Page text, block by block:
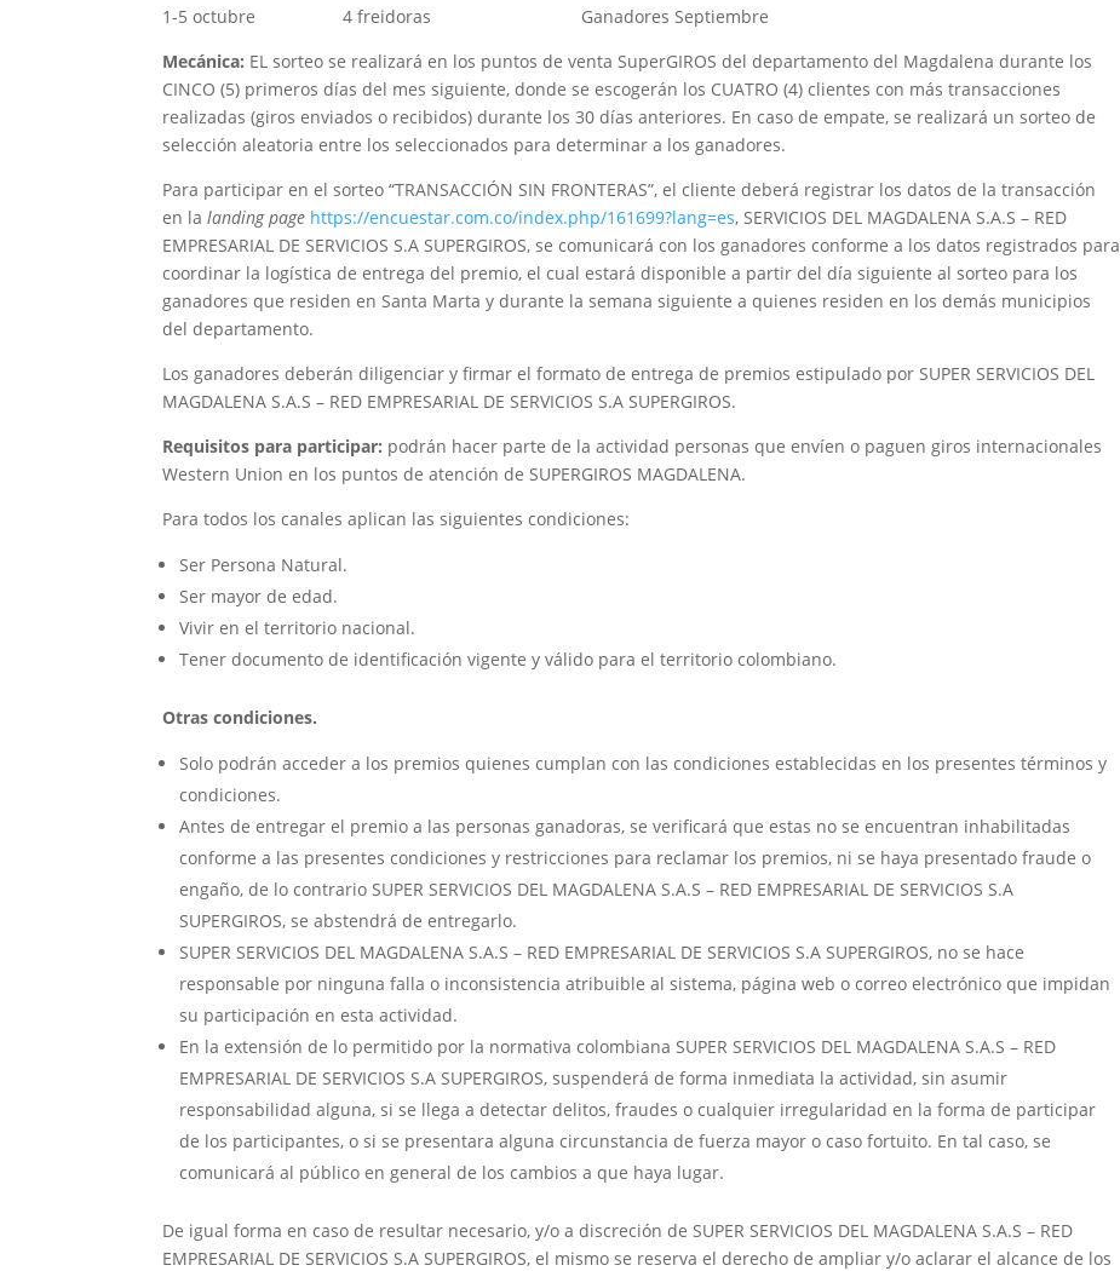
1-5 octubre 4 freidoras Ganadores Septiembre
Mecánica: EL sorteo se realizará en los puntos de venta SuperGIROS del departamento del Magdalena durante los
CINCO (5) primeros días del mes siguiente, donde se escogerán los CUATRO (4) clientes con más transacciones
realizadas (giros enviados o recibidos) durante los 30 días anteriores. En caso de empate, se realizará un sorteo de
selección aleatoria entre los seleccionados para determinar a los ganadores.
Para participar en el sorteo “TRANSACCIÓN SIN FRONTERAS”, el cliente deberá registrar los datos de la transacción
en lalanding page https://encuestar.com.co/index.php/161699?lang=es, SERVICIOS DEL MAGDALENA S.A.S – RED
EMPRESARIAL DE SERVICIOS S.A SUPERGIROS, se comunicará con los ganadores conforme a los datos registrados para
coordinar la logística de entrega del premio, el cual estará disponible a partir del día siguiente al sorteo para los
ganadores que residen en Santa Marta y durante la semana siguiente a quienes residen en los demás municipios
del departamento.
Los ganadores deberán diligenciar y firmar el formato de entrega de premios estipulado por SUPER SERVICIOS DEL
MAGDALENA S.A.S – RED EMPRESARIAL DE SERVICIOS S.A SUPERGIROS.
Requisitos para participar: podrán hacer parte de la actividad personas que envíen o paguen giros internacionales
Western Union en los puntos de atención de SUPERGIROS MAGDALENA.
Para todos los canales aplican las siguientes condiciones:
Ser Persona Natural.
Ser mayor de edad.
Vivir en el territorio nacional.
Tener documento de identificación vigente y válido para el territorio colombiano.
Otras condiciones.
Solo podrán acceder a los premios quienes cumplan con las condiciones establecidas en los presentes términos y
condiciones.
Antes de entregar el premio a las personas ganadoras, se verificará que estas no se encuentran inhabilitadas
conforme a las presentes condiciones y restricciones para reclamar los premios, ni se haya presentado fraude o
engaño, de lo contrario SUPER SERVICIOS DEL MAGDALENA S.A.S – RED EMPRESARIAL DE SERVICIOS S.A
SUPERGIROS, se abstendrá de entregarlo.
SUPER SERVICIOS DEL MAGDALENA S.A.S – RED EMPRESARIAL DE SERVICIOS S.A SUPERGIROS, no se hace
responsable por ninguna falla o inconsistencia atribuible al sistema, página web o correo electrónico que impidan
su participación en esta actividad.
En la extensión de lo permitido por la normativa colombiana SUPER SERVICIOS DEL MAGDALENA S.A.S – RED
EMPRESARIAL DE SERVICIOS S.A SUPERGIROS, suspenderá de forma inmediata la actividad, sin asumir
responsabilidad alguna, si se llega a detectar delitos, fraudes o cualquier irregularidad en la forma de participar
de los participantes, o si se presentara alguna circunstancia de fuerza mayor o caso fortuito. En tal caso, se
comunicará al público en general de los cambios a que haya lugar.
De igual forma en caso de resultar necesario, y/o a discreción de SUPER SERVICIOS DEL MAGDALENA S.A.S – RED
EMPRESARIAL DE SERVICIOS S.A SUPERGIROS, el mismo se reserva el derecho de ampliar y/o aclarar el alcance de los